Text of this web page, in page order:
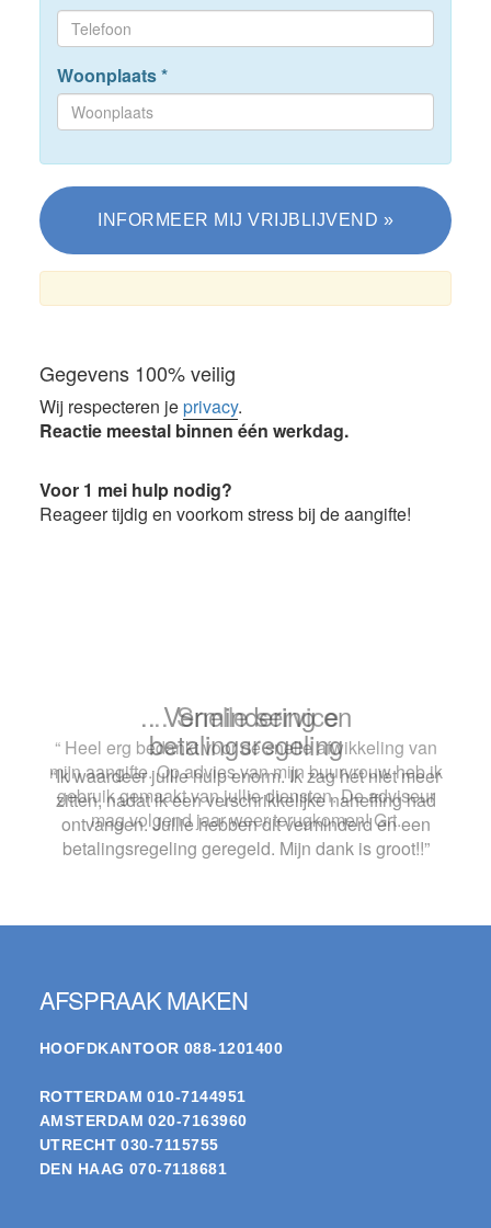
Woonplaats*
Gegevens 100% veilig
Wij respecteren jeprivacy.
Reactie meestal binnen één werkdag.
Voor 1 mei hulp nodig?
Reageer tijdig en voorkom stress bij de aangifte!
.. Snelle service
“ Heel erg bedankt voor de snelle afwikkeling van
mijn aangifte. Op advies van mijn buurvrouw heb ik
gebruik gemaakt van jullie diensten. De adviseur
mag volgend jaar weer terugkomen! Grt.
AFSPRAAK MAKEN
HOOFDKANTOOR 088-1201400
ROTTERDAM 010-7144951
AMSTERDAM 020-7163960
UTRECHT 030-7115755
DEN HAAG 070-7118681